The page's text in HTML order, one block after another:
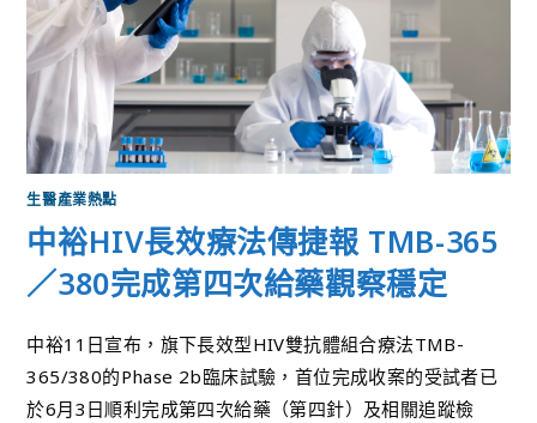
生醫產業熱點
中裕HIV長效療法傳捷報 TMB-365
／380完成第四次給藥觀察穩定
中裕11日宣布，旗下長效型HIV雙抗體組合療法TMB-
365/380的Phase 2b臨床試驗，首位完成收案的受試者已
於6月3日順利完成第四次給藥（第四針）及相關追蹤檢